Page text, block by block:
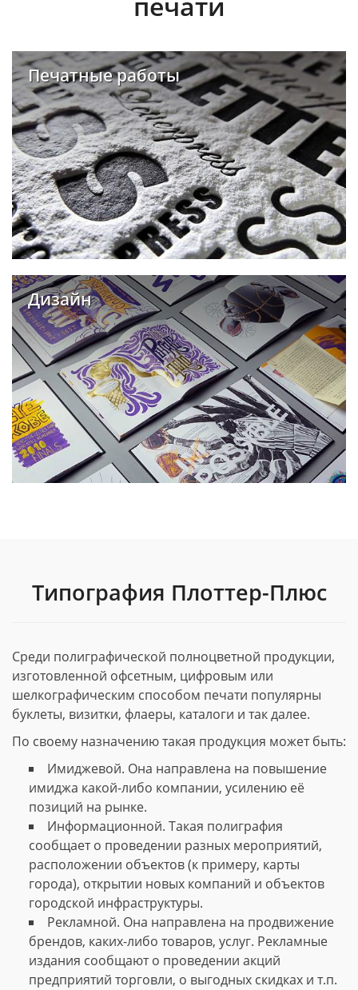
Печатные работы
Дизайн
Типография Плоттер-Плюс
Среди полиграфической полноцветной продукции,
изготовленной офсетным, цифровым или
шелкографическим способом печати популярны
буклеты, визитки, флаеры, каталоги и так далее.
По своему назначению такая продукция может быть:
Имиджевой. Она направлена на повышение
имиджа какой-либо компании, усилению её
позиций на рынке.
Информационной. Такая полиграфия
сообщает о проведении разных мероприятий,
расположении объектов (к примеру, карты
города), открытии новых компаний и объектов
городской инфраструктуры.
Рекламной. Она направлена на продвижение
брендов, каких-либо товаров, услуг. Рекламные
издания сообщают о проведении акций
предприятий торговли, о выгодных скидках и т.п.